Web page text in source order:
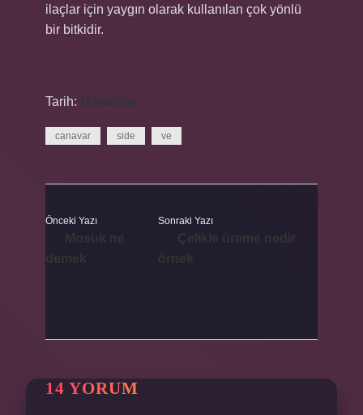
ilaçlar için yaygın olarak kullanılan çok yönlü
bir bitkidir.
Tarih: Makaleler
canavar side ve
Önceki Yazı Sonraki Yazı
14 YORUM